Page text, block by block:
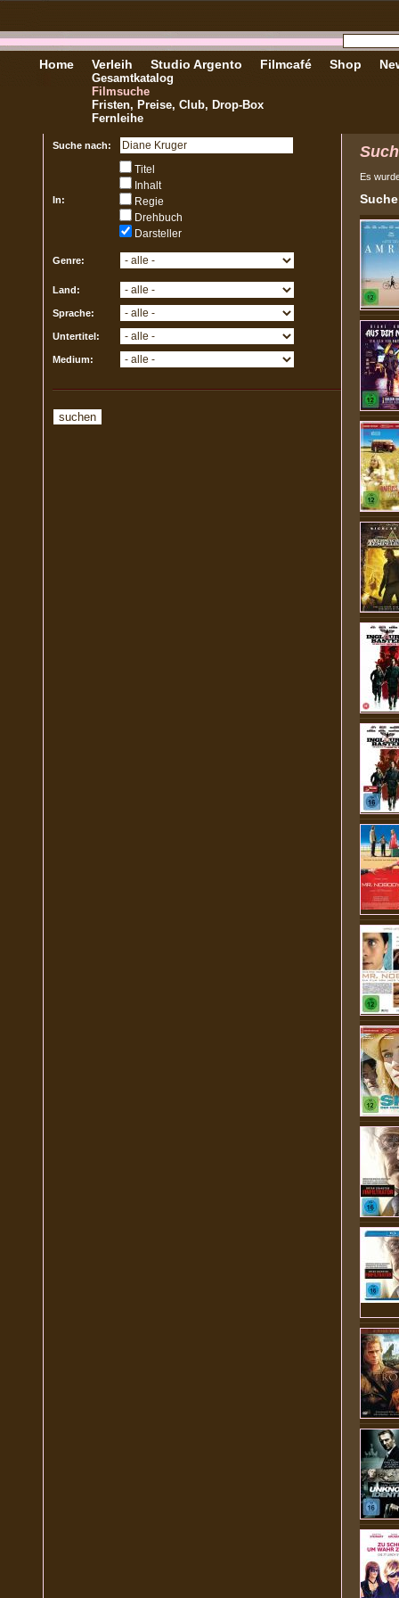
Home Verleih
Gesamtkatalog
Filmsuche
Fristen, Preise, Club, Drop-Box
Fernleihe
Studio Argento Filmcafé Shop
Suche nach:
In:
Titel
Inhalt
Regie
Drehbuch
Darsteller
Genre:
Land:
Sprache:
Untertitel:
Medium:
Es